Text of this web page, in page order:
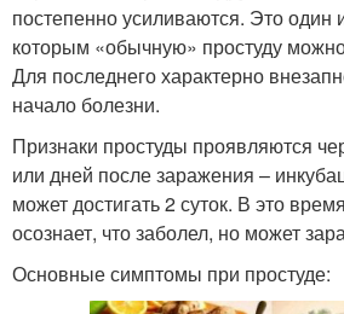
постепенно усиливаются. Это один
которым «обычную» простуду
Для последнего характерно
начало болезни.
Признаки простуды проявляются
или дней после заражения –
может достигать 2 суток. В это
осознает, что заболел, но может
Основные симптомы при простуде: